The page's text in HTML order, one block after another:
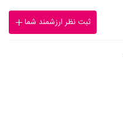
ثبت نظر ارزشمند شما